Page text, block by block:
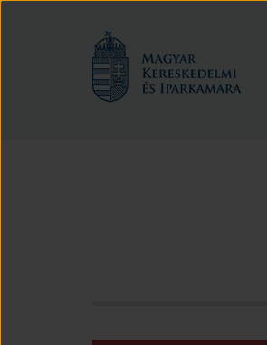
Magyar
Kereskedelmi
és
Iparkamara